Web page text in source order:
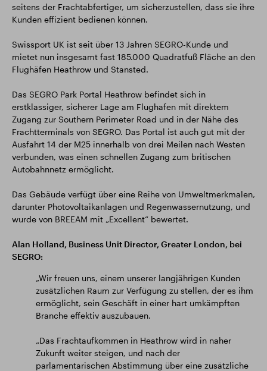
seitens der Frachtabfertiger, um sicherzustellen, dass sie ihre
Kunden effizient bedienen können.
Swissport UK ist seit über 13 Jahren SEGRO-Kunde und
mietet nun insgesamt fast 185.000 Quadratfuß Fläche an den
Flughäfen Heathrow und Stansted.
Das SEGRO Park Portal Heathrow befindet sich in
erstklassiger, sicherer Lage am Flughafen mit direktem
Zugang zur Southern Perimeter Road und in der Nähe des
Frachtterminals von SEGRO. Das Portal ist auch gut mit der
Ausfahrt 14 der M25 innerhalb von drei Meilen nach Westen
verbunden, was einen schnellen Zugang zum britischen
Autobahnnetz ermöglicht.
Das Gebäude verfügt über eine Reihe von Umweltmerkmalen,
darunter Photovoltaikanlagen und Regenwassernutzung, und
wurde von BREEAM mit „Excellent“ bewertet.
Alan Holland, Business Unit Director, Greater London, bei
SEGRO:
„Wir freuen uns, einem unserer langjährigen Kunden
zusätzlichen Raum zur Verfügung zu stellen, der es ihm
ermöglicht, sein Geschäft in einer hart umkämpften
Branche effektiv auszubauen.
„Das Frachtaufkommen in Heathrow wird in naher
Zukunft weiter steigen, und nach der
parlamentarischen Abstimmung über eine zusätzliche